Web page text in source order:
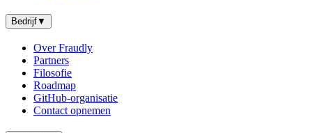
Bedrijf▼
Over Fraudly
Partners
Filosofie
Roadmap
GitHub-organisatie
Contact opnemen